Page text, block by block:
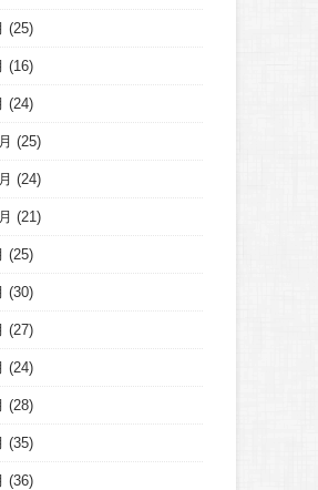
(25)
(16)
(24)
(25)
(24)
(21)
(25)
(30)
(27)
(24)
(28)
(35)
(36)